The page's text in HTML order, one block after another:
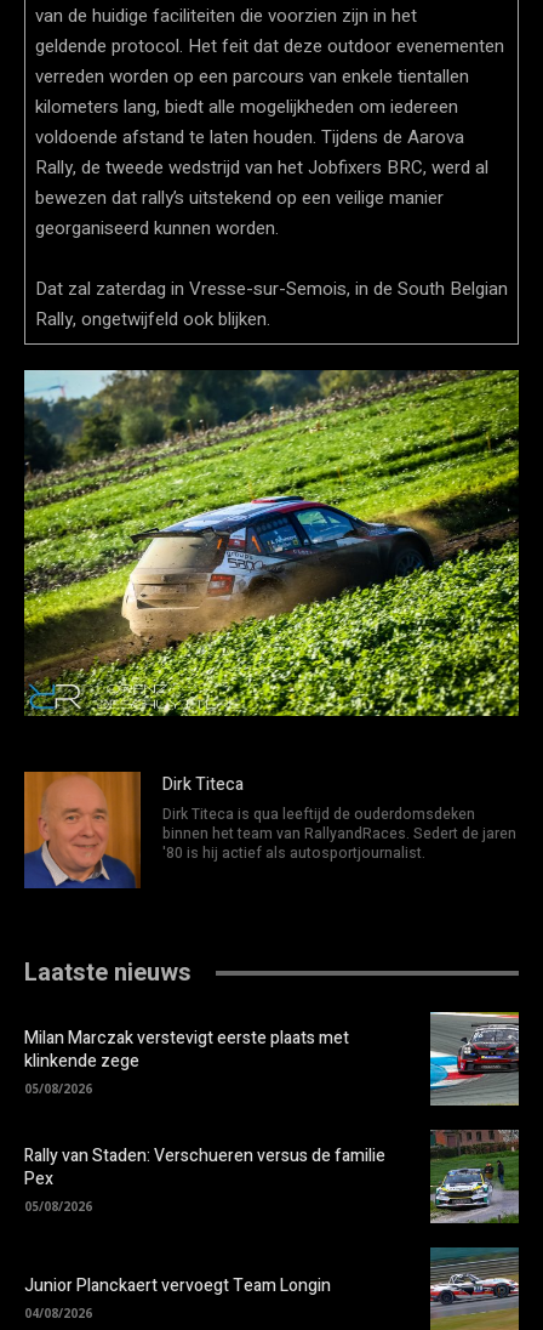
van de huidige faciliteiten die voorzien zijn in het
geldende protocol. Het feit dat deze outdoor evenementen
verreden worden op een parcours van enkele tientallen
kilometers lang, biedt alle mogelijkheden om iedereen
voldoende afstand te laten houden. Tijdens de Aarova
Rally, de tweede wedstrijd van het Jobfixers BRC, werd al
bewezen dat rally’s uitstekend op een veilige manier
georganiseerd kunnen worden.
Dat zal zaterdag in Vresse-sur-Semois, in de South Belgian
Rally, ongetwijfeld ook blijken.
Dirk Titeca
Dirk Titeca is qua leeftijd de ouderdomsdeken
binnen het team van RallyandRaces. Sedert de jaren
'80 is hij actief als autosportjournalist.
Laatste nieuws
Milan Marczak verstevigt eerste plaats met
klinkende zege
05/08/2026
Rally van Staden: Verschueren versus de familie
Pex
05/08/2026
Junior Planckaert vervoegt Team Longin
04/08/2026